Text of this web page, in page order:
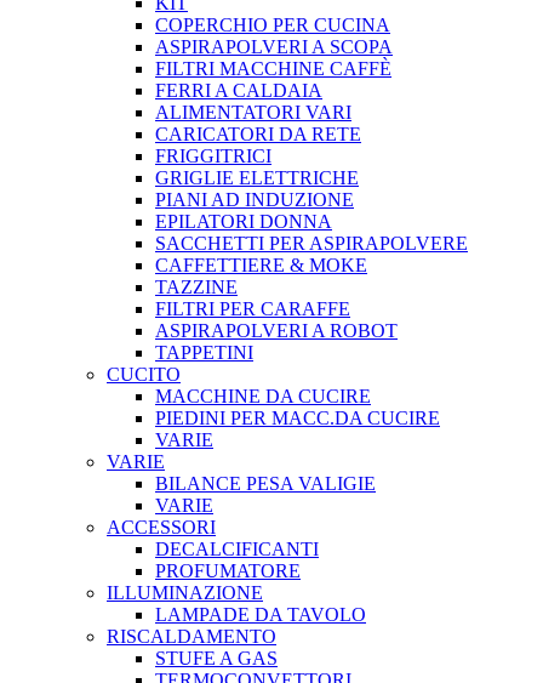
COPERCHIO PER CUCINA
ASPIRAPOLVERI A SCOPA
FILTRI MACCHINE CAFFÈ
FERRI A CALDAIA
ALIMENTATORI VARI
CARICATORI DA RETE
FRIGGITRICI
GRIGLIE ELETTRICHE
PIANI AD INDUZIONE
EPILATORI DONNA
SACCHETTI PER ASPIRAPOLVERE
CAFFETTIERE & MOKE
TAZZINE
FILTRI PER CARAFFE
ASPIRAPOLVERI A ROBOT
TAPPETINI
CUCITO
MACCHINE DA CUCIRE
PIEDINI PER MACC.DA CUCIRE
VARIE
VARIE
BILANCE PESA VALIGIE
VARIE
ACCESSORI
DECALCIFICANTI
PROFUMATORE
ILLUMINAZIONE
LAMPADE DA TAVOLO
RISCALDAMENTO
STUFE A GAS